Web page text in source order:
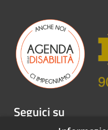
Seguici su